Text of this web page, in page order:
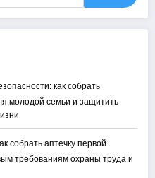
как собрать
молодой семьи и защитить
собрать аптечку первой
требованиям охраны труда и